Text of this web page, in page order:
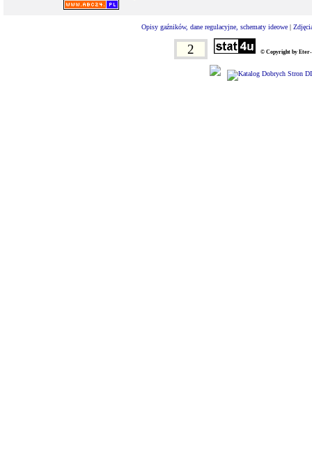
Opisy gaźników, dane regulacyjne, schematy ideowe |
2 © Copyright by